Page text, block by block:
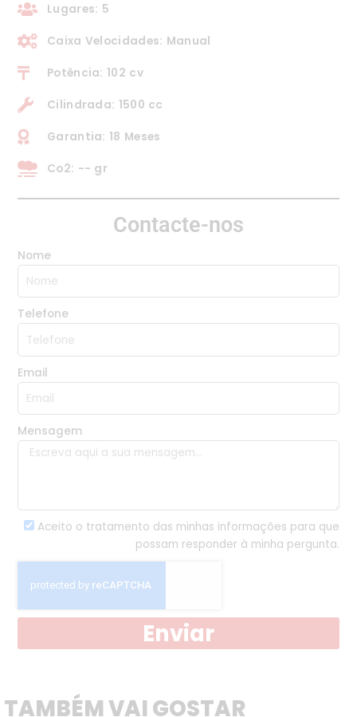
Lugares: 5
Caixa Velocidades: Manual
Potência: 102 cv
Cilindrada: 1500 cc
Garantia: 18 Meses
Co2: -- gr
Contacte-nos
Nome
Telefone
Email
Mensagem
Aceito o tratamento das minhas informações para que
possam responder à minha pergunta.
Enviar
TAMBÉM VAI GOSTAR